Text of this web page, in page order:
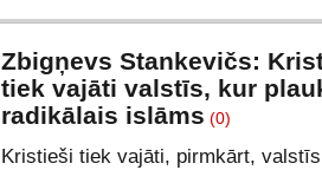
Zbigņevs Stankevičs:
tiek vajāti valstīs, kur
radikālais islāms (0)
Kristieši tiek vajāti, pirmkārt,